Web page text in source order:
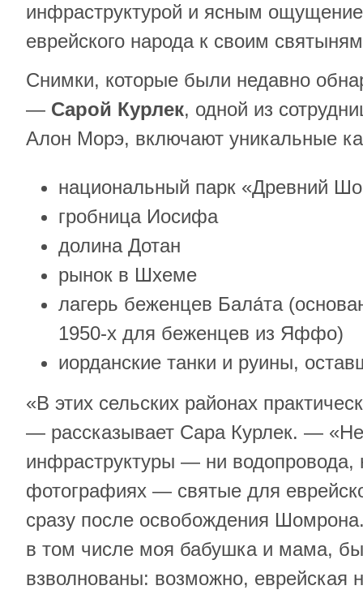
инфраструктурой и ясным
еврейского народа к своим
Снимки, которые были недавно
— Сарой Курлек, одной из
Алон Морэ, включают уникальные
национальный парк «Древний
гробница Иосифа
долина Дотан
рынок в Шхеме
лагерь беженцев Бала́та
1950-х для беженцев из Яффо)
иорданские танки и руины,
«В этих сельских районах
— рассказывает Сара Курлек. —
инфраструктуры — ни водопровода,
фотографиях — святые для
сразу после освобождения
в том числе моя бабушка и мама,
взволнованы: возможно, еврейская